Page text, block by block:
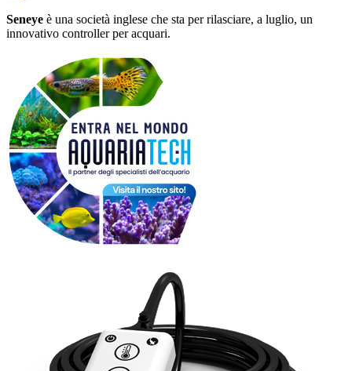
Seneye è una società inglese che sta per rilasciare, a luglio, un
innovativo controller per acquari.